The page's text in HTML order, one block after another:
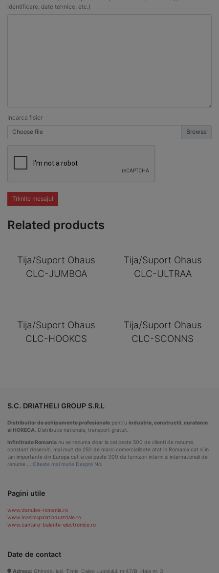
identificare, date tehnice, etc.)
Incarca fisier
Choose file
Trimite mesajul
Related products
Tija/Suport Ohaus
CLC-JUMBOA
Tija/Suport Ohaus
CLC-ULTRAA
Tija/Suport Ohaus
CLC-HOOKCS
Tija/Suport Ohaus
CLC-SCONNS
S.C. DRIATHELI GROUP S.R.L
Distribuitor de echipamente profesionale pentru industrie, constructii, curatenie
si HORECA . Distributie nationala, transport gratuit.
Infinitrade Romania nu se rezuma doar la cei peste 500 de clienti de renume,
constant deserviti, mai mult de 250 de marci comercializate atat in Romania cat si in
tari importante din Europa cat si cei peste 300 de furnizori interni si internationali de
renume … Citeste mai multe Despre Noi
Pagini utile
www.danube-romania.ro
www.masinispalatindustriale.ro
www.cantare-balante-electronice.ro
Date de contact
Adresa: Ghiroda, jud. Timis, Calea Lugojului, nr.47/B, Hala nr. 3